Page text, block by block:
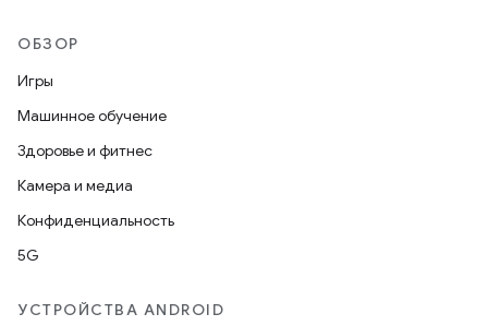
ОБЗОР
Игры
Машинное обучение
Здоровье и фитнес
Камера и медиа
Конфиденциальность
5G
УСТРОЙСТВА ANDROID